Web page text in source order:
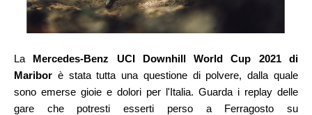
La Mercedes-Benz UCI Downhill World Cup 2021 di
Maribor è stata tutta una questione di polvere, dalla quale
sono emerse gioie e dolori per l'Italia. Guarda i replay delle
gare che potresti esserti perso a Ferragosto su